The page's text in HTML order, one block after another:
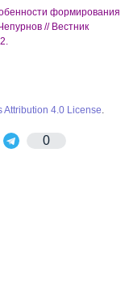
формирования
// Вестник
Attribution 4.0 License.
0